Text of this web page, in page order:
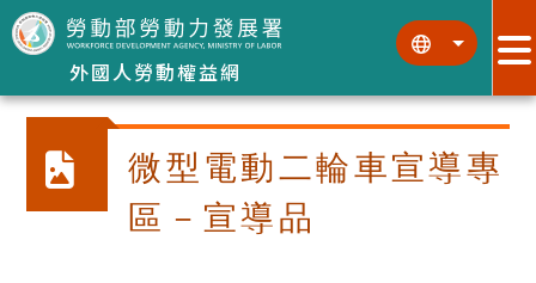
跳到主要內容區塊
外國人勞動權益網
::: :::
微型電動二輪車宣導專
區－宣導品